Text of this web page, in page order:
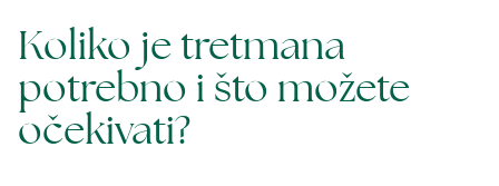
Koliko je tretmana
potrebno i što možete
očekivati?